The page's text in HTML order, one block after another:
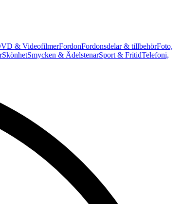
& VideofilmerFordonFordonsdelar & tillbehörFoto,
SkönhetSmycken & ÄdelstenarSport & FritidTelefoni,